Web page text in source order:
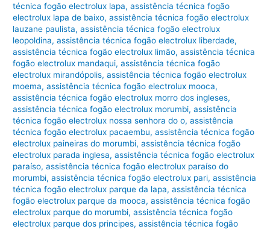
técnica fogão electrolux lapa,assistência técnica fogão
electrolux lapa de baixo,assistência técnica fogão electrolux
lauzane paulista,assistência técnica fogão electrolux
leopoldina,assistência técnica fogão electrolux liberdade,
assistência técnica fogão electrolux limão,assistência técnica
fogão electrolux mandaqui,assistência técnica fogão
electrolux mirandópolis,assistência técnica fogão electrolux
moema,assistência técnica fogão electrolux mooca,
assistência técnica fogão electrolux morro dos ingleses,
assistência técnica fogão electrolux morumbi,assistência
técnica fogão electrolux nossa senhora do o,assistência
técnica fogão electrolux pacaembu,assistência técnica fogão
electrolux paineiras do morumbi,assistência técnica fogão
electrolux parada inglesa,assistência técnica fogão electrolux
paraíso,assistência técnica fogão electrolux paraíso do
morumbi,assistência técnica fogão electrolux pari,assistência
técnica fogão electrolux parque da lapa,assistência técnica
fogão electrolux parque da mooca,assistência técnica fogão
electrolux parque do morumbi,assistência técnica fogão
electrolux parque dos principes,assistência técnica fogão